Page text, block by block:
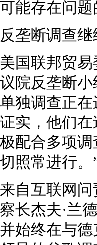
可能存在问题
反垄断调查继
美国联邦贸
议院反垄断
单独调查正
证实，他们
极配合多项
切照常进行。
来自互联网
察长杰夫·兰
并始终在与德